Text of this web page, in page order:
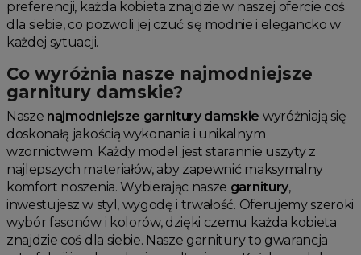
preferencji, każda kobieta znajdzie w naszej ofercie coś
dla siebie, co pozwoli jej czuć się modnie i elegancko w
każdej sytuacji.
Co wyróżnia nasze najmodniejsze
garnitury damskie?
Nasze najmodniejsze garnitury damskie wyróżniają się
doskonałą jakością wykonania i unikalnym
wzornictwem. Każdy model jest starannie uszyty z
najlepszych materiałów, aby zapewnić maksymalny
komfort noszenia. Wybierając nasze garnitury,
inwestujesz w styl, wygodę i trwałość. Oferujemy szeroki
wybór fasonów i kolorów, dzięki czemu każda kobieta
znajdzie coś dla siebie. Nasze garnitury to gwarancja